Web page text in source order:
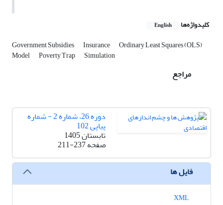
کلیدواژه‌ها English
Government Subsidies Insurance Ordinary Least Squares (OLS)
Model Poverty Trap Simulation
مراجع
دوره 26، شماره 2 - شماره
پیاپی 102
تابستان 1405
صفحه211-237
فایل ها